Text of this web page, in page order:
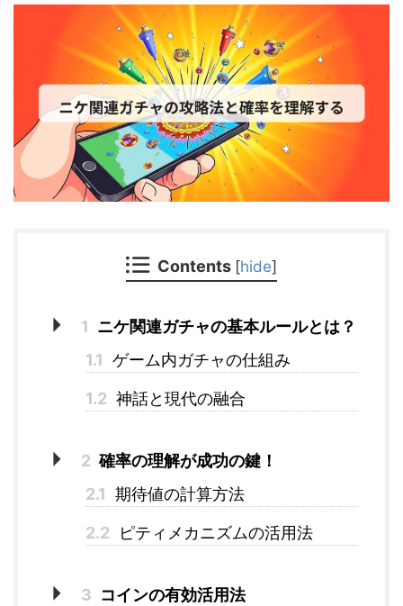
Contents [hide]
1 ニケ関連ガチャの基本ルールとは？
1.1 ゲーム内ガチャの仕組み
1.2 神話と現代の融合
2 確率の理解が成功の鍵！
2.1 期待値の計算方法
2.2 ピティメカニズムの活用法
3 コインの有効活用法